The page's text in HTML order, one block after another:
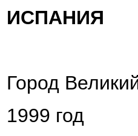
ИСПАНИЯ
Город
1999 год